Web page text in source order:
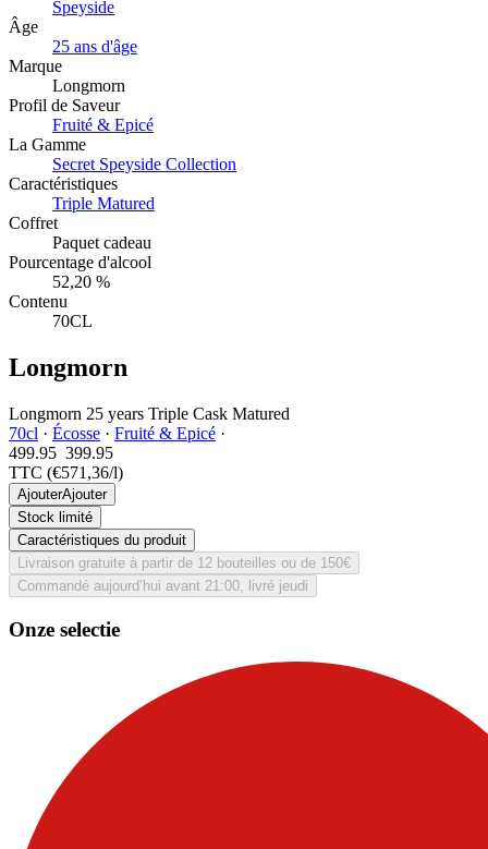
Speyside
Âge
25 ans d'âge
Marque
Longmorn
Profil de Saveur
Fruité & Epicé
La Gamme
Secret Speyside Collection
Caractéristiques
Triple Matured
Coffret
Paquet cadeau
Pourcentage d'alcool
52,20 %
Contenu
70CL
Longmorn
Longmorn 25 years Triple Cask Matured
70cl · Écosse · Fruité & Epicé ·
499.95 399.95
TTC (€571,36/l)
AjouterAjouter
Stock limité
Caractéristiques du produit
Livraison gratuite à partir de 12 bouteilles ou de 150€
Commandé aujourd’hui avant 21:00, livré jeudi
Onze selectie